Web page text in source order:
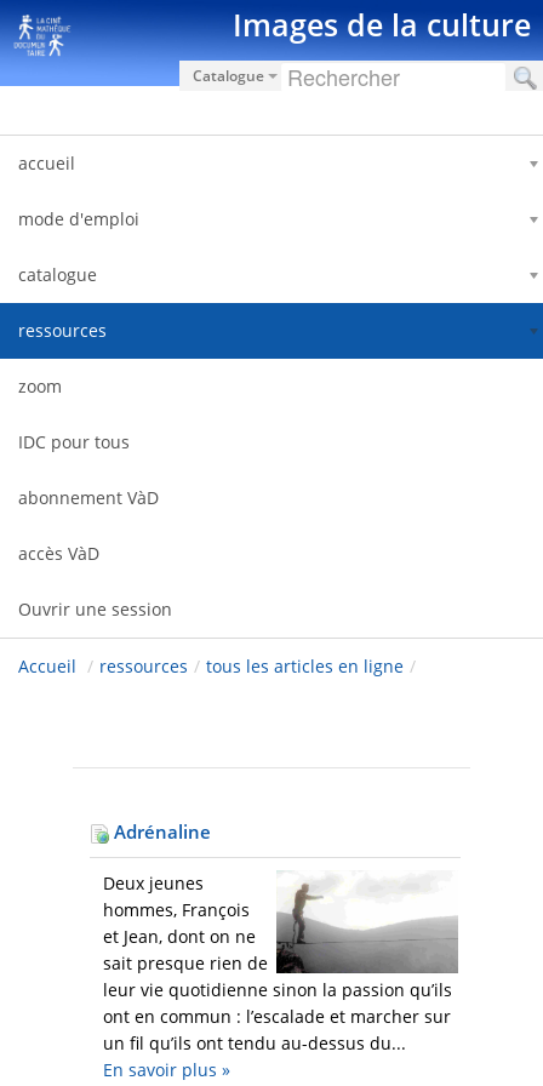
Saut au contenu Images de la culture
Catalogue
accueil
mode d'emploi
catalogue
ressources
zoom
IDC pour tous
abonnement VàD
accès VàD
Ouvrir une session
Accueil / ressources / tous les articles en ligne /
Adrénaline
Deux jeunes
hommes, François
et Jean, dont on ne
sait presque rien de
leur vie quotidienne sinon la passion qu’ils
ont en commun : l’escalade et marcher sur
un fil qu’ils ont tendu au-dessus du...
En savoir plus »